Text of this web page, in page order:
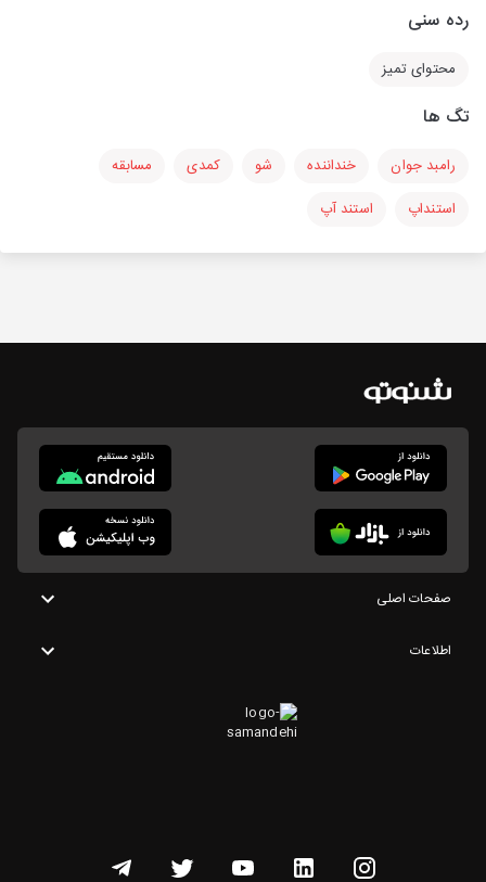
رده سنی
محتوای تمیز
تگ ها
رامبد جوان خنداننده شو کمدی
مسابقه
استنداپ
استند آپ
صفحات اصلی
اطلاعات